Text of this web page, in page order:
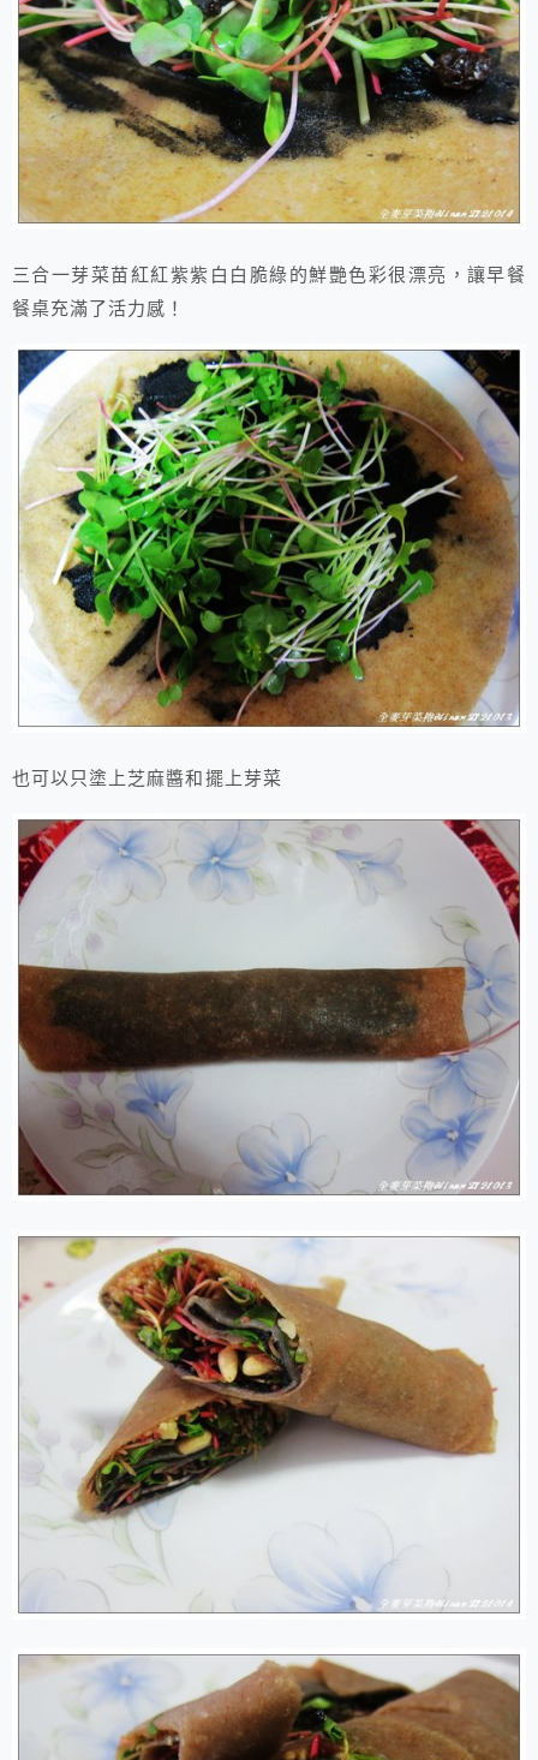
三合一芽菜苗紅紅紫紫白白脆綠的鮮艷色彩很漂亮，讓早餐
餐桌充滿了活力感！
也可以只塗上芝麻醬和擺上芽菜